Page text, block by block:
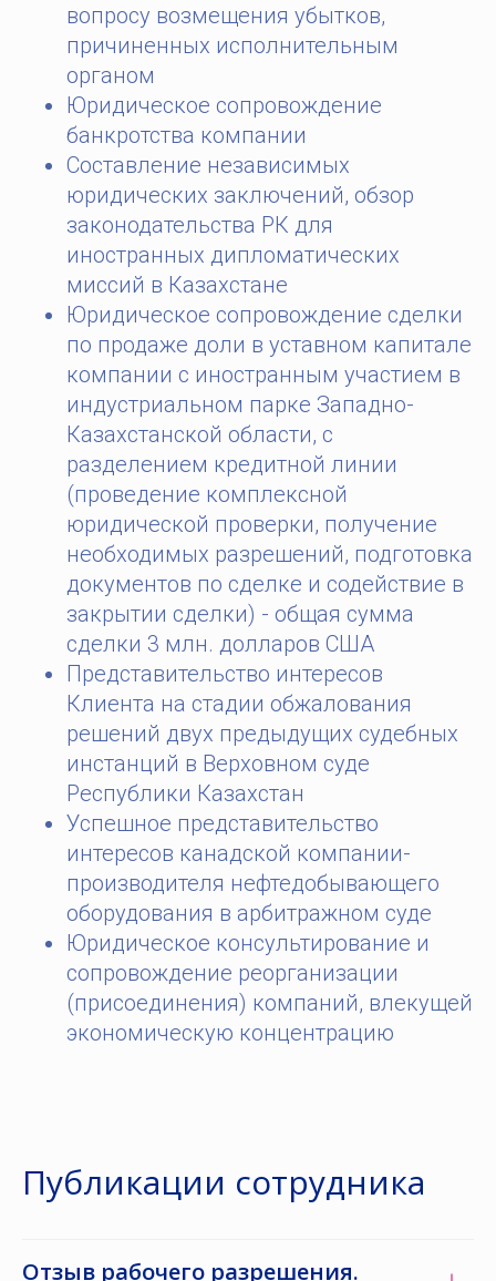
вопросу возмещения убытков,
причиненных исполнительным
органом
Юридическое сопровождение
банкротства компании
Составление независимых
юридических заключений, обзор
законодательства РК для
иностранных дипломатических
миссий в Казахстане
Юридическое сопровождение сделки
по продаже доли в уставном капитале
компании с иностранным участием в
индустриальном парке Западно-
Казахстанской области, с
разделением кредитной линии
(проведение комплексной
юридической проверки, получение
необходимых разрешений, подготовка
документов по сделке и содействие в
закрытии сделки) - общая сумма
сделки 3 млн. долларов США
Представительство интересов
Клиента на стадии обжалования
решений двух предыдущих судебных
инстанций в Верховном суде
Республики Казахстан
Успешное представительство
интересов канадской компании-
производителя нефтедобывающего
оборудования в арбитражном суде
Юридическое консультирование и
сопровождение реорганизации
(присоединения) компаний, влекущей
экономическую концентрацию
Публикации сотрудника
Отзыв рабочего разрешения.